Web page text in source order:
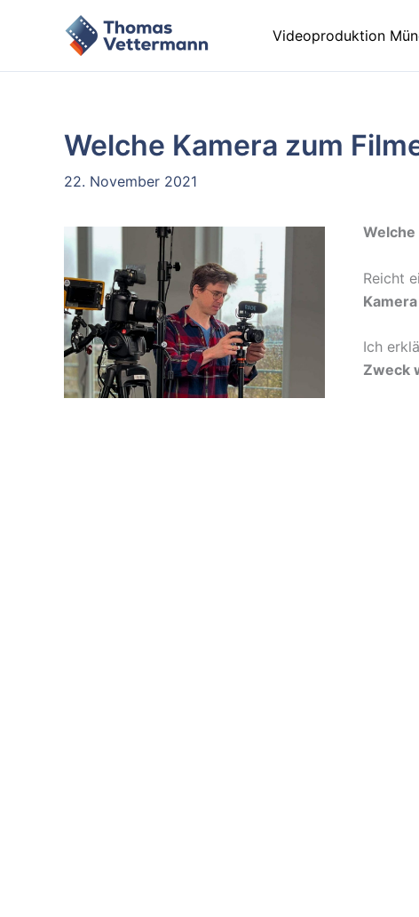
Videoproduktion
Welche Kamera zum
22. November 2021
Welche
Reicht
Kamera
Ich
Zweck